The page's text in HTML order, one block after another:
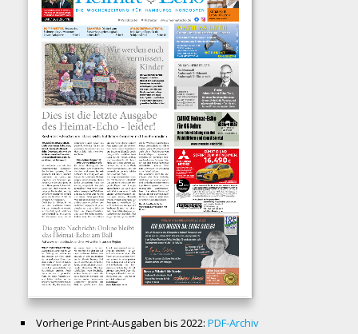
Vorherige Print-Ausgaben bis 2022: PDF-Archiv